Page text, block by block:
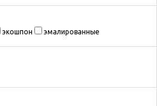
экошпон эмалированные